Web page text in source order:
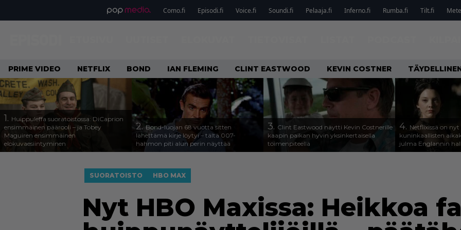
Como.fi Episodi.fi Voice.fi Soundi.fi Pelaaja.fi Inferno.fi Rumba.fi Tilt.fi
PRIME VIDEO NETFLIX BOND IAN FLEMING CLINT EASTWOOD KEVIN COSTNER
1. Huippuleffa suoratoistossa: DiCaprion
ensimmäinen päärooli – ja Tobey
Maguiren ensimmäinen
elokuvaesiintyminen
2.Bond-luojan 68 vuotta sitten
lähettämä kirje löytyi – tältä 007-
hahmon piti alun perin näyttää
3. Clint Eastwood näytti Kevin Costnerille
kaapin paikan hyvin yksinkertaisella
toimenpiteellä
4. Netflixissä on
kuninkaallisten
julma Englannin
SUORATOISTO HBO MAX
Nyt HBO Maxissa: Heikkoa